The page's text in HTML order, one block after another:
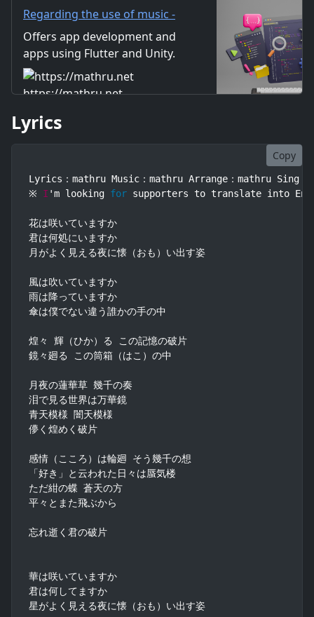
Regarding the use of music -
mathru.net | App
Development with Flutter,
Unity/Music and Video
Production/Material
Distribution
Offers app development and
apps using Flutter and Unity.
Includes information on music
and videos created by the
images and video materials.
We also accept orders for
https://mathru.net
Lyrics
Copy
Lyrics：mathru Music：mathru Arrange：mathru Sing：
※ I 'm looking for supporters to translate into
花は咲いていますか
君は何処にいますか
月がよく見える夜に懐（おも）い出す姿
風は吹いていますか
雨は降っていますか
傘は僕でない違う誰かの手の中
煌々 輝（ひか）る この記憶の破片
鏡々廻る この筒箱（はこ）の中
月夜の蓮華草 幾千の奏
泪で見る世界は万華鏡
青天模様 闇天模様
儚く煌めく破片
感情（こころ）は輪廻 そう幾千の想
「好き」と云われた日々は蜃気楼
ただ紺の蝶 蒼天の方
平々とまた飛ぶから
忘れ逝く君の破片
華は咲いていますか
君は何してますか
星がよく見える夜に懐（おも）い出す姿